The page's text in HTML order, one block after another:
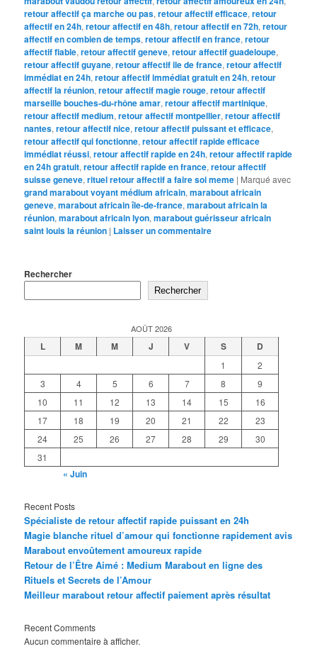
retour affectif ça marche ou pas,retour affectif efficace,retour
affectif en 24h,retour affectif en 48h,retour affectif en 72h,retour
affectif en combien de temps,retour affectif en france,retour
affectif fiable,retour affectif geneve,retour affectif guadeloupe,
retour affectif guyane,retour affectif ile de france,retour affectif
immédiat en 24h,retour affectif immédiat gratuit en 24h,retour
affectif la réunion,retour affectif magie rouge,retour affectif
marseille bouches-du-rhône amar,retour affectif martinique,
retour affectif medium,retour affectif montpellier,retour affectif
nantes,retour affectif nice,retour affectif puissant et efficace,
retour affectif qui fonctionne,retour affectif rapide efficace
immédiat réussi,retour affectif rapide en 24h,retour affectif rapide
en 24h gratuit,retour affectif rapide en france,retour affectif
suisse geneve,rituel retour affectif a faire soi meme | Marqué avec
grand marabout voyant médium africain,marabout africain
geneve,marabout africain île-de-france,marabout africain la
réunion,marabout africain lyon,marabout guérisseur africain
saint louis la réunion | Laisser un commentaire
Rechercher
Rechercher
AOÛT 2026
L M M J V S D
1
2
3
4 5 6 7 8
9
10
11 12 13 14 15
16
17
18 19 20 21 22
23
24
25 26 27 28 29
30
31
« Juin
Recent Posts
Spécialiste de retour affectif rapide puissant en 24h
Magie blanche rituel d’amour qui fonctionne rapidement avis
Marabout envoûtement amoureux rapide
Retour de l’Être Aimé : Medium Marabout en ligne des
Rituels et Secrets de l’Amour
Meilleur marabout retour affectif paiement après résultat
Recent Comments
Aucun commentaire à afficher.